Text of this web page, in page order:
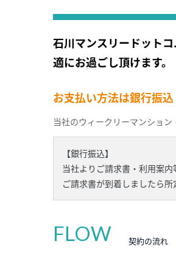
石川マンスリードット
適にお過ごし頂けます。
お支払い方法は銀行振込
当社のウィークリーマンション
【銀行振込】
当社よりご請求書・利用案内
ご請求書が到着しましたら
FLOW 契約の流れ